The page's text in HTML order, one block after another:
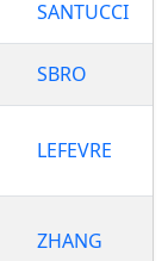
SANTUCCI
SBRO
LEFEVRE
ZHANG